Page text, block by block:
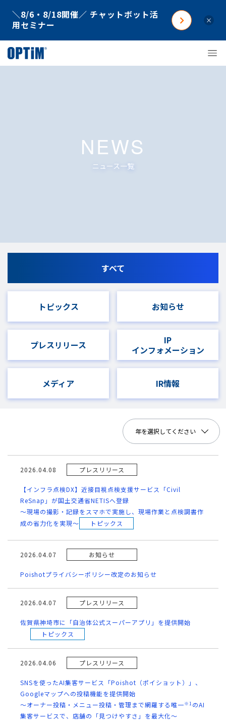
＼8/6・8/18開催／ チャットボット活
用セミナー
×
NEWS
ニュース一覧
すべて
トピックス お知らせ
プレスリリース
IP
インフォメーション
メディア IR情報
年を選択してください
2026.04.08 プレスリリース
【インフラ点検DX】近接目視点検支援サービス「Civil
ReSnap」が国土交通省NETISへ登録
～現場の撮影・記録をスマホで実施し、現場作業と点検調書作
成の省力化を実現～
トピックス
2026.04.07 お知らせ
Poishotプライバシーポリシー改定のお知らせ
2026.04.07 プレスリリース
佐賀県神埼市に「自治体公式スーパーアプリ」を提供開始
トピックス
2026.04.06 プレスリリース
SNSを使ったAI集客サービス「Poishot（ポイショット）」、
Googleマップへの投稿機能を提供開始
～オーナー投稿・メニュー投稿・管理まで網羅する唯一※1 のAI
集客サービスで、店舗の「見つけやすさ」を最大化～